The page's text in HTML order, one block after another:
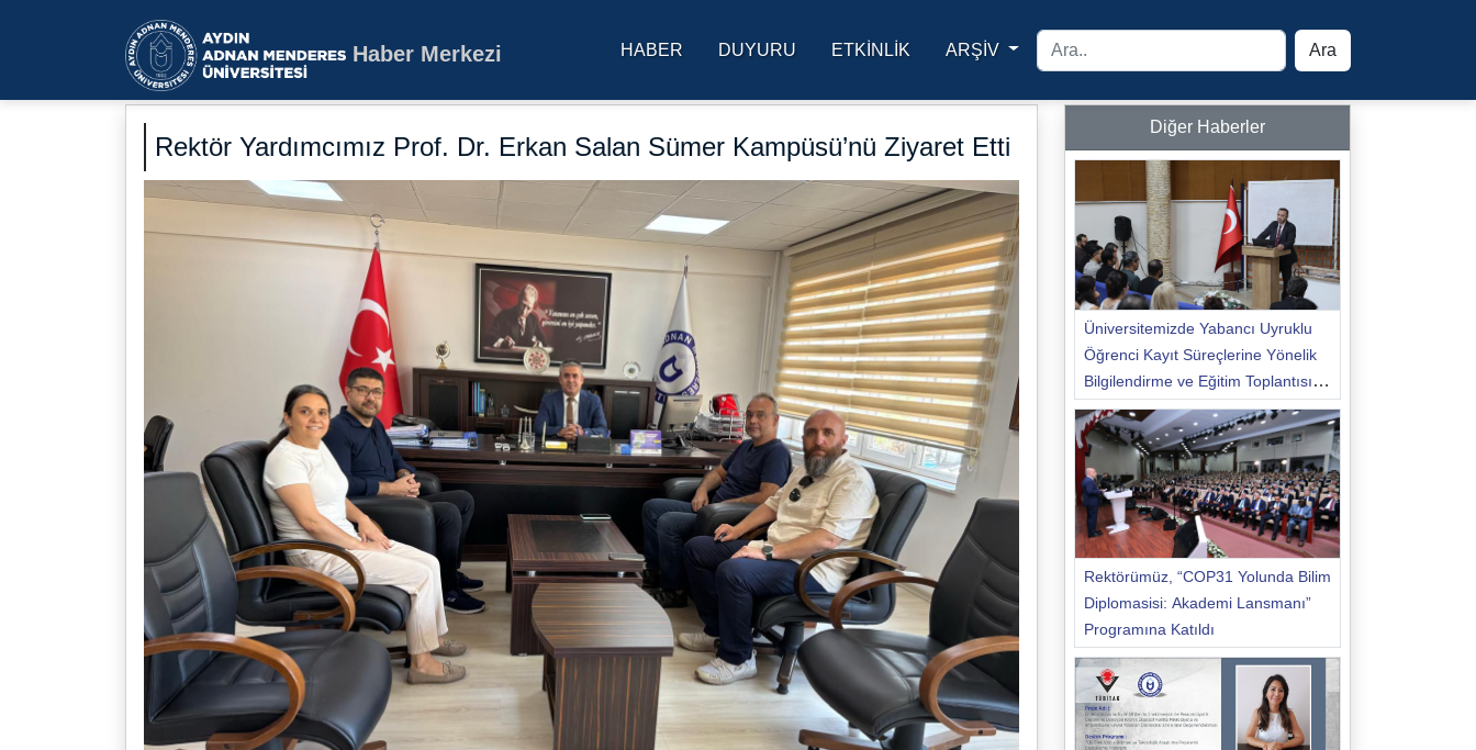
Aydın Adnan Menderes Üniversitesi Ana Sayfa
Haber Merkezi HABER DUYURU ETKINLIK ARŞİV Ara
Rektör Yardımcımız Prof. Dr. Erkan Salan Sümer Kampüsü’nü Ziyaret Etti
Diğer Haberler
Üniversitemizde Yabancı Uyruklu
Öğrenci Kayıt Süreçlerine Yönelik
Bilgilendirme ve Eğitim Toplantısı
Düzenlendi
Rektörümüz, “COP31 Yolunda Bilim
Diplomasisi: Akademi Lansmanı”
Programına Katıldı